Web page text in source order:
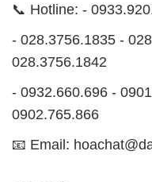
📞 Hotline: -
- 028.3756.1835 -
028.3756.1842
- 0932.660.696 -
0902.765.866
📧 Email: